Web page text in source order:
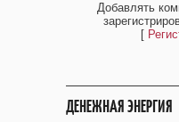
Добавлять
[
ДЕНЕЖНАЯ ЭНЕРГИЯ